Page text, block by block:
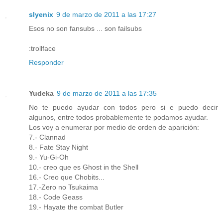
slyenix 9 de marzo de 2011 a las 17:27
Esos no son fansubs ... son failsubs
:trollface
Responder
Yudeka 9 de marzo de 2011 a las 17:35
No te puedo ayudar con todos pero si e puedo decir
algunos, entre todos probablemente te podamos ayudar.
Los voy a enumerar por medio de orden de aparición:
7.- Clannad
8.- Fate Stay Night
9.- Yu-Gi-Oh
10.- creo que es Ghost in the Shell
16.- Creo que Chobits...
17.-Zero no Tsukaima
18.- Code Geass
19.- Hayate the combat Butler